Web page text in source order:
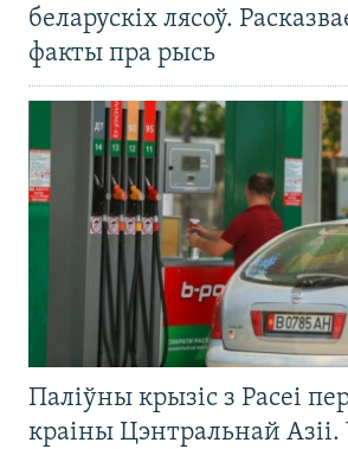
беларускіх лясоў.
факты пра рысь
Паліўны крызіс з Расеі
краіны Цэнтральнай Азіі.